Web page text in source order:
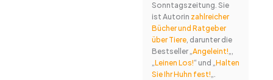
Sonntagszeitung. Sie
ist Autorin zahlreicher
Bücher und Ratgeber
über Tiere, darunter die
Bestseller „Angeleint!„,
„Leinen Los!“ und „Halten
Sie Ihr Huhn fest!„.